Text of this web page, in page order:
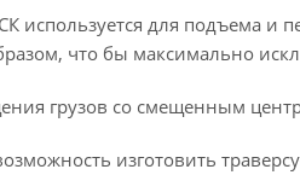
используется для подъема
что бы максимально
грузов со смещенным
изготовить